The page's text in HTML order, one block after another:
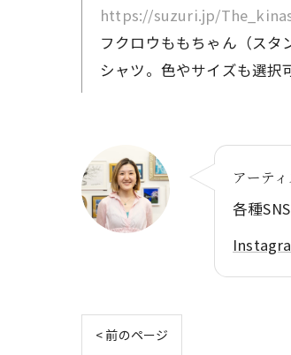
https://suzuri.jp/
フクロウももちゃん（ス
シャツ。色やサイズも選択
アーテ
各種
< 前のページ